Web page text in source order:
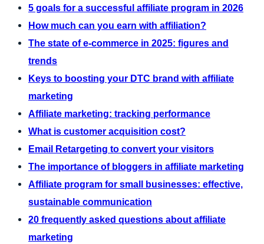
5 goals for a successful affiliate program in 2026
How much can you earn with affiliation?
The state of e-commerce in 2025: figures and
trends
Keys to boosting your DTC brand with affiliate
marketing
Affiliate marketing: tracking performance
What is customer acquisition cost?
Email Retargeting to convert your visitors
The importance of bloggers in affiliate marketing
Affiliate program for small businesses: effective,
sustainable communication
20 frequently asked questions about affiliate
marketing